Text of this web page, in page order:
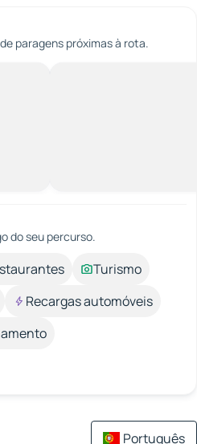
paragens próximas à rota.
do seu percurso.
Turismo
Recargas automóveis
Português